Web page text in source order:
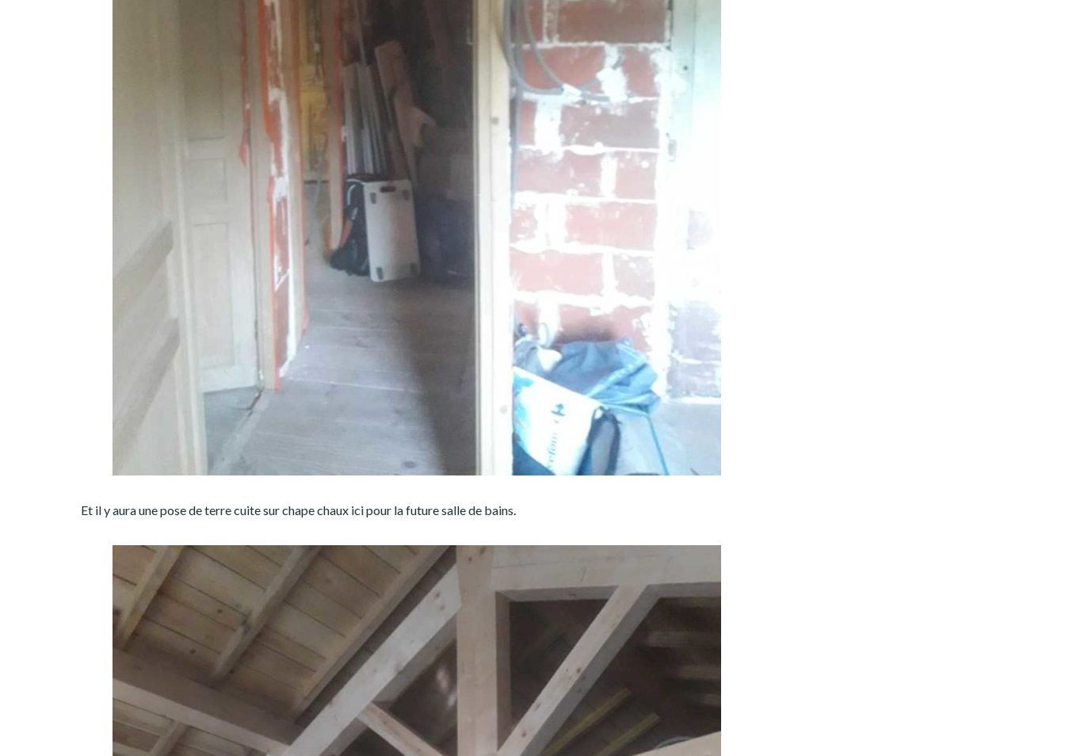
Et il y aura une pose de terre cuite sur chape chaux ici pour la future salle de bains.